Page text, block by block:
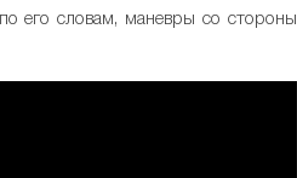
его словам, маневры со стороны